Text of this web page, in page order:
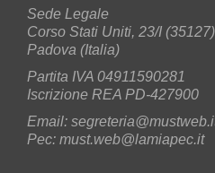
Sede Legale
Corso Stati Uniti, 23/I (35127)
Padova (Italia)
Partita IVA 04911590281
Iscrizione REA PD-427900
Email:
Pec: must.web@lamiapec.it